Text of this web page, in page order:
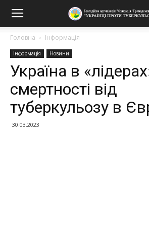
Головна Інформація
Інформація Новини
Україна в
смертності від
туберкульозу в
30.03.2023